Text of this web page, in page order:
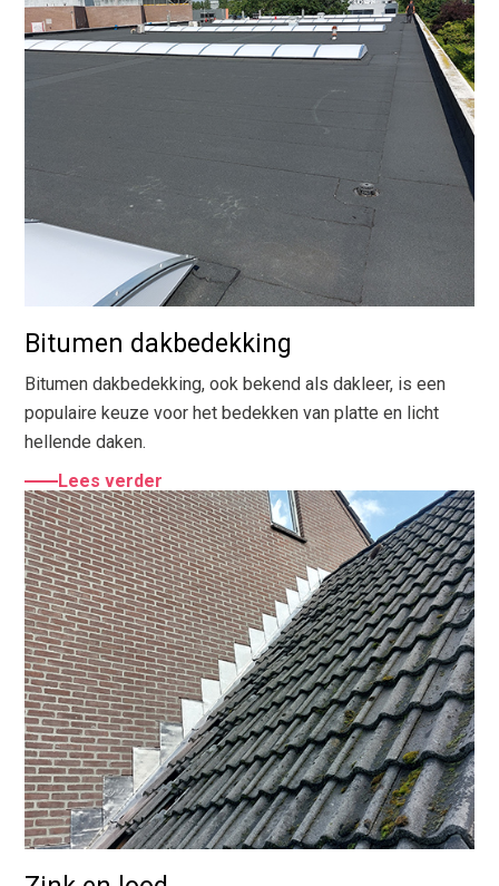
Bitumen dakbedekking
Bitumen dakbedekking, ook bekend als dakleer, is een
populaire keuze voor het bedekken van platte en licht
hellende daken.
Lees verder